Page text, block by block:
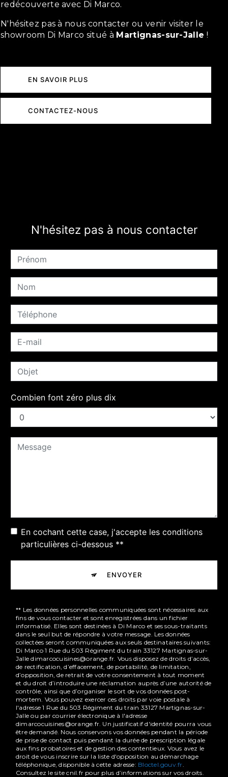
redécouverte avec Di Marco.
N'hésitez pas à nous contacter ou venir visiter le
showroom Di Marco situé à Martignas-sur-Jalle !
EN SAVOIR PLUS
CONTACTEZ-NOUS
N'hésitez pas à nous contacter
Combien font zéro plus dix
En cochant cette case, j'accepte les conditions
particulières ci-dessous **
ENVOYER
** Les données personnelles communiquées sont nécessaires aux
fins de vous contacter et sont enregistrées dans un fichier
informatisé. Elles sont destinées à Di Marco et ses sous-traitants
dans le seul but de répondre à votre message. Les données
collectées seront communiquées aux seuls destinataires suivants:
Di Marco 1 Rue du 503 Régiment du train 33127 Martignas-sur-
Jalle dimarcocuisines@orange.fr. Vous disposez de droits d’accès,
de rectification, d’effacement, de portabilité, de limitation,
d’opposition, de retrait de votre consentement à tout moment
et du droit d’introduire une réclamation auprès d’une autorité de
contrôle, ainsi que d’organiser le sort de vos données post-
mortem. Vous pouvez exercer ces droits par voie postale à
l'adresse 1 Rue du 503 Régiment du train 33127 Martignas-sur-
Jalle ou par courrier électronique à l'adresse
dimarcocuisines@orange.fr. Un justificatif d'identité pourra vous
être demandé. Nous conservons vos données pendant la période
de prise de contact puis pendant la durée de prescription légale
aux fins probatoires et de gestion des contentieux. Vous avez le
droit de vous inscrire sur la liste d'opposition au démarchage
téléphonique, disponible à cette adresse: Bloctel.gouv.fr
Consultez le site cnil.fr pour plus d’informations sur vos droits.